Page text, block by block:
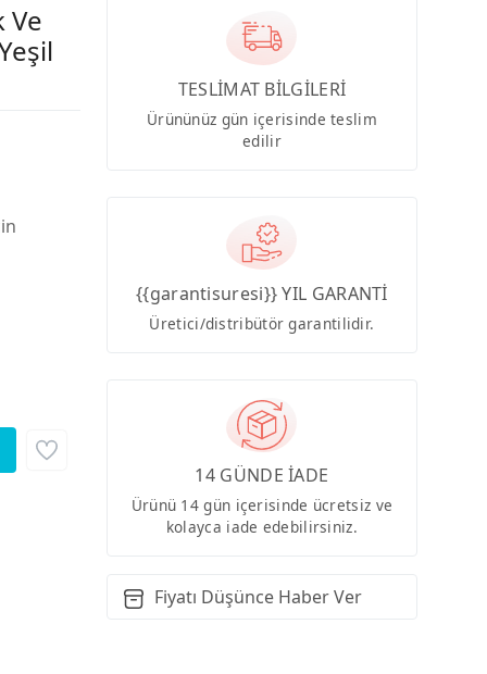
Ve
TESLİMAT BİLGİLERİ
Ürününüz gün içerisinde teslim
edilir
{{garantisuresi}} YIL GARANTİ
Üretici/distribütör garantilidir.
14 GÜNDE İADE
Ürünü 14 gün içerisinde ücretsiz ve
kolayca iade edebilirsiniz.
Fiyatı Düşünce Haber Ver